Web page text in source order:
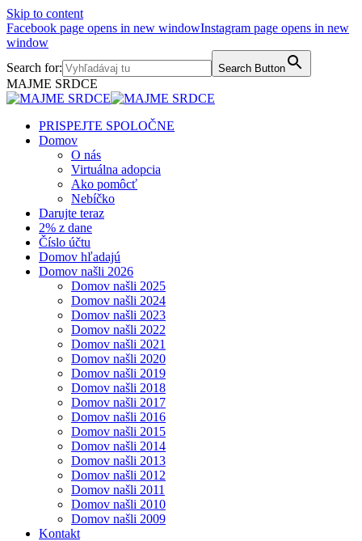
Skip to content
Facebook page opens in new windowInstagram page opens in new
window
Search for:
Search Button
MAJME SRDCE
PRISPEJTE SPOLOČNE
Domov
O nás
Virtuálna adopcia
Ako pomôcť
Nebíčko
Darujte teraz
2% z dane
Číslo účtu
Domov hľadajú
Domov našli 2026
Domov našli 2025
Domov našli 2024
Domov našli 2023
Domov našli 2022
Domov našli 2021
Domov našli 2020
Domov našli 2019
Domov našli 2018
Domov našli 2017
Domov našli 2016
Domov našli 2015
Domov našli 2014
Domov našli 2013
Domov našli 2012
Domov našli 2011
Domov našli 2010
Domov našli 2009
Kontakt